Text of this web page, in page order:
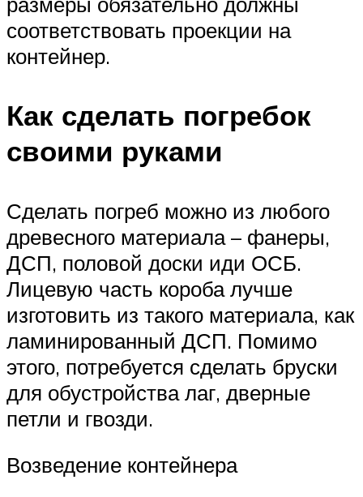
соответствовать проекции на
контейнер.
Как сделать погребок
своими руками
Сделать погреб можно из любого
древесного материала – фанеры,
ДСП, половой доски иди ОСБ.
Лицевую часть короба лучше
изготовить из такого материала, как
ламинированный ДСП. Помимо
этого, потребуется сделать бруски
для обустройства лаг, дверные
петли и гвозди.
Возведение контейнера